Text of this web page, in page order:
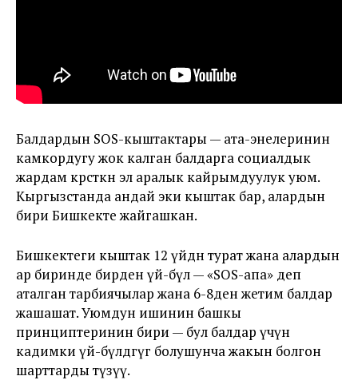
Балдардын SOS-кыштактары — ата-энелеринин
камкордугу жок калган балдарга социалдык
жардам көрсөткөн эл аралык кайрымдуулук уюм.
Кыргызстанда андай эки кыштак бар, алардын
бири Бишкекте жайгашкан.
Бишкектеги кыштак 12 үйдөн турат жана алардын
ар биринде бирден үй-бүлө — «SOS-апа» деп
аталган тарбиячылар жана 6-8ден жетим балдар
жашашат. Уюмдун ишинин башкы
принциптеринин бири — бул балдар үчүн
кадимки үй-бүлөдөгүгө болушунча жакын болгон
шарттарды түзүү.